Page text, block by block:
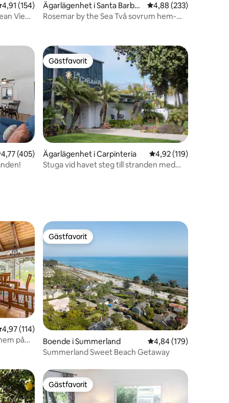
av 5 i genomsnittligt betyg, 154 omdömen
4,91 (154)
View
Ägarlägenhet i Santa Barbar
a
4,88 av 5 i
4,88 (233)
Rosemar by the Sea Två sovrum hem-
av 5 i genomsnittligt betyg, 405 omdömen
4,77 (405)
Gästfavorit
Gästfavorit
Ägarlägenhet i Carpinteria 4,92 av 5 i
4,92 (119)
Stuga vid havet steg till stranden med
av 5 i genomsnittligt betyg, 114 omdömen
4,97 (114)
på
Gästfavorit
Gästfavorit
Boende i Summerland 4,84 av 5 i
4,84 (179)
Summerland Sweet Beach Getaway
Gästfavorit
Gästfavorit